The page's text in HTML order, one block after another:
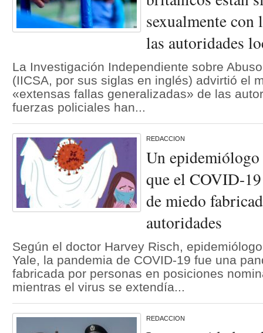
sexualmente
las autoridades
La Investigación Independiente sobre
(IICSA, por sus siglas en inglés) advirtió el
«extensas fallas generalizadas» de las
fuerzas policiales han...
REDACCION
Un epidemiólogo
que el COVID-
de miedo
autoridades
Según el doctor Harvey Risch,
Yale, la pandemia de COVID-19 fue una
fabricada por personas en posiciones
mientras el virus se extendía...
REDACCION